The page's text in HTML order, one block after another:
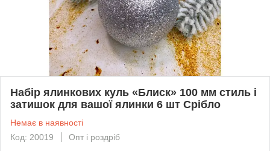
Набір ялинкових куль «Блиск» 100 мм стиль і
затишок для вашої ялинки 6 шт Срібло
Немає в наявності
Код: 20019
Опт і роздріб